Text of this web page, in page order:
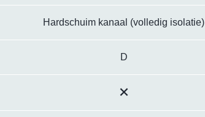
Hardschuim kanaal (volledig isolatie)
D